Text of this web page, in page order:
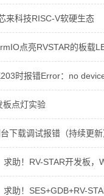
来科技RISC-V软硬生态
点亮RVSTAR的板载
时报错Error：no
板点灯实验
下载调试报错（持续更新
求助！RV-STAR开发板
求助！SES+GDB+RV-